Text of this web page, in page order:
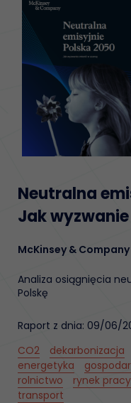
Neutralna
Jak
McKinsey & Company
Analiza osiągnięcia
Polskę
Raport z dnia: 09/06/
CO2
dekarbonizacja
energetyka
rolnictwo
rynek pracy
transport